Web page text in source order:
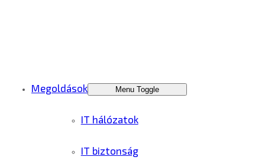
Megoldások Menu Toggle
IT hálózatok
IT biztonság